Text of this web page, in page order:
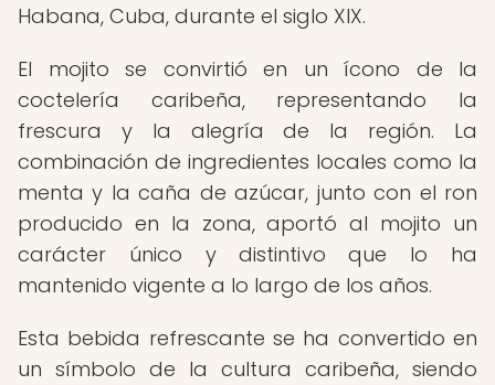
Habana, Cuba, durante el siglo XIX.
El mojito se convirtió en un ícono de la
coctelería caribeña, representando la
frescura y la alegría de la región. La
combinación de ingredientes locales como la
menta y la caña de azúcar, junto con el ron
producido en la zona, aportó al mojito un
carácter único y distintivo que lo ha
mantenido vigente a lo largo de los años.
Esta bebida refrescante se ha convertido en
un símbolo de la cultura caribeña, siendo